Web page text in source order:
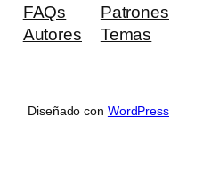
FAQs
Autores
Patrones
Temas
Diseñado con WordPress